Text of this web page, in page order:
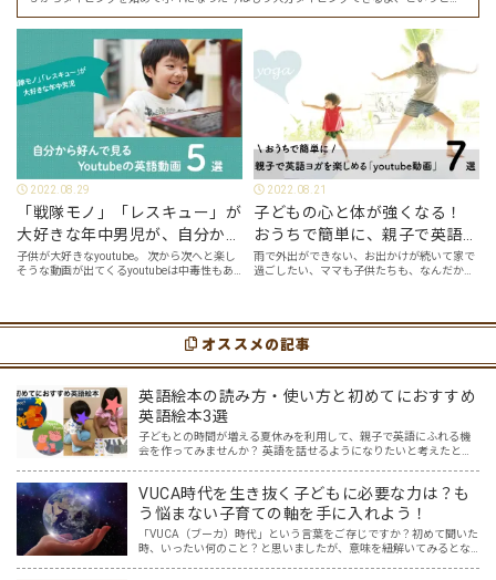
で…
2022.08.29
「戦隊モノ」「レスキュー」が
大好きな年中男児が、自分から
好んで見るyoutube英語動画５
選
子供が大好きなyoutube。 次から次へと楽し
そうな動画が出てくるyoutubeは中毒性もあ
youtubeやゲーム、アプリだ…
2022.08.21
子どもの心と体が強くなる！
おうちで簡単に、親子で英語ヨ
ガを楽しめる「youtube動画」
７選
雨で外出ができない、お出かけが続いて家で
過ごしたい、ママも子供たちも、なんだか疲
スメの「youtube動画」を紹介します…
オススメの記事
英語絵本の読み方・使い方と初めてにおすすめ
英語絵本3選
子どもとの時間が増える夏休みを利用して、親子で英語にふれる機
会を作ってみませんか？ 英語を話せるようになりたいと考えたと
VUCA時代を生き抜く子どもに必要な力は？も
う悩まない子育ての軸を手に入れよう！
「VUCA（ブーカ）時代」という言葉をご存じですか？初めて聞いた
時、いったい何のこと？と思いましたが、意味を紐解いてみるとな